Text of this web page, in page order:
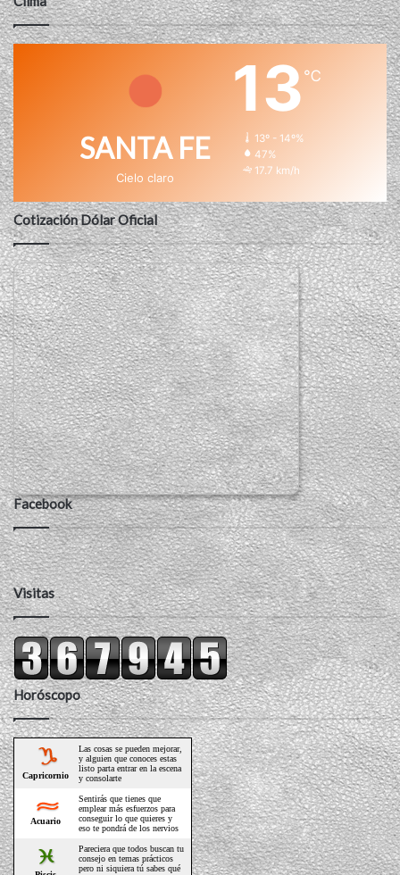
SANTA FE
Cielo claro
13℃
13º - 14º%
47%
17.7 km/h
Cotización Dólar Oficial
Facebook
Visitas
Horóscopo